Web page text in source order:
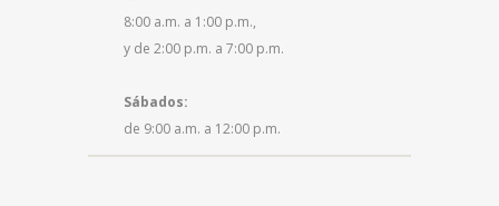
8:00 a.m. a 1:00 p.m.,
y de 2:00 p.m. a 7:00 p.m.
Sábados:
de 9:00 a.m. a 12:00 p.m.